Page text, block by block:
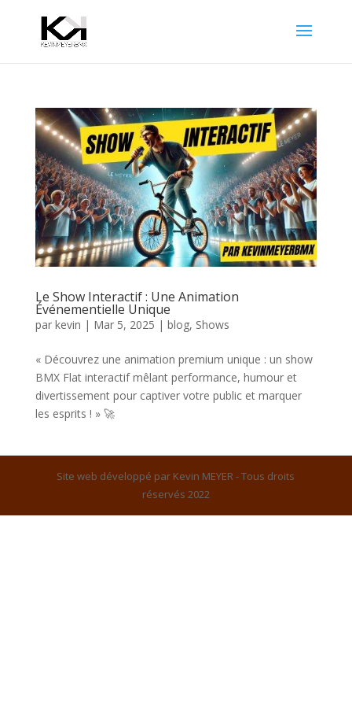
Le Show Interactif : Une Animation
Événementielle Unique
par kevin | Mar 5, 2025 | blog, Shows
« Découvrez une animation premium unique : un show
BMX Flat interactif mêlant performance, humour et
divertissement pour captiver votre public et marquer
les esprits ! » 🚀
Site web développé par Kevin MEYER - Tous droits
réservés 2022